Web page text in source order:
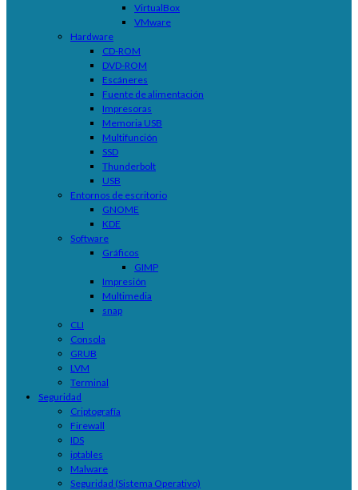
VirtualBox
VMware
Hardware
CD-ROM
DVD-ROM
Escáneres
Fuente de alimentación
Impresoras
Memoria USB
Multifunción
SSD
Thunderbolt
USB
Entornos de escritorio
GNOME
KDE
Software
Gráficos
GIMP
Impresión
Multimedia
snap
CLI
Consola
GRUB
LVM
Terminal
Seguridad
Criptografía
Firewall
IDS
iptables
Malware
Seguridad (Sistema Operativo)